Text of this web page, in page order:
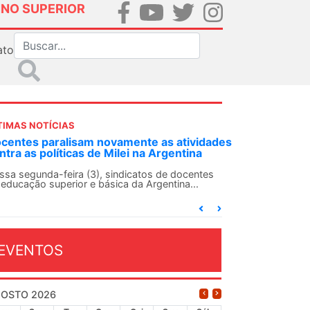
SUPERIOR
NOTÍCIAS
SN convoca docentes para Dia de
Internacionalista com Cuba em
de agosto
SN conclama suas seções sindicais e o